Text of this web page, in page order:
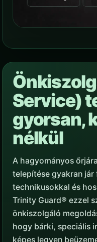
Service)
gyorsan,
nélkül
A hagyományos
telepítése gyakran
technikusokkal és
Trinity Guard® ezzel
önkiszolgáló
hogy bárki, speciális
képes legyen